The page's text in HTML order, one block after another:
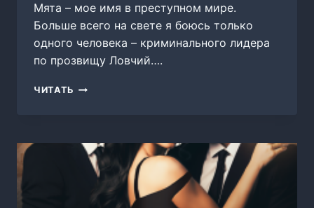
Мята – мое имя в преступном мире.
Больше всего на свете я боюсь только
одного человека – криминального лидера
по прозвищу Ловчий….
ЧИТАТЬ ДИКАЯ